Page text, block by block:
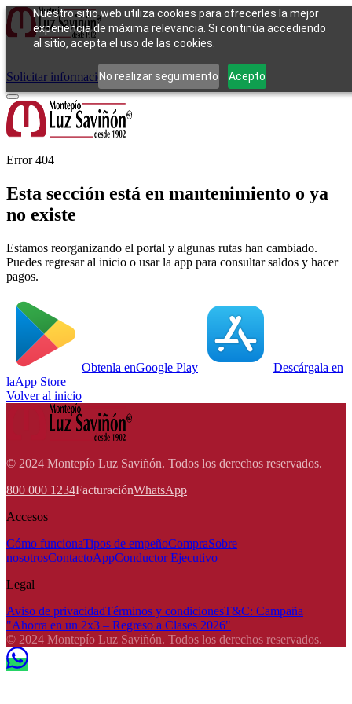
Nuestro sitio web utiliza cookies para ofrecerles la mejor
experiencia de máxima relevancia. Si continúa accediendo
al sitio, acepta el uso de las cookies.
No realizar seguimiento Acepto
Cómo funcionaTipos de empeñoCompraContacto
Solicitar información Iniciar sesión
Error 404
Esta sección está en mantenimiento o ya
no existe
Estamos reorganizando el portal y algunas rutas han cambiado.
Puedes regresar al inicio o usar la app para consultar saldos y hacer
pagos.
Obtenla enGoogle Play
Descárgala en
laApp Store
Volver al inicio
© 2024 Montepío Luz Saviñón. Todos los derechos reservados.
800 000 1234FacturaciónWhatsApp
Accesos
Cómo funcionaTipos de empeñoCompraSobre
nosotrosContactoAppConductor Ejecutivo
Legal
Aviso de privacidadTérminos y condicionesT&C: Campaña
"Ahorra en un 2x3 – Regreso a Clases 2026"
© 2024 Montepío Luz Saviñón. Todos los derechos reservados.